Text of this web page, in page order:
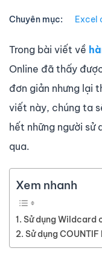
Chuyên mục: Excel
Trong bài viết về
Online đã thấy
đơn giản nhưng lại
viết này, chúng ta
hết những người sử
qua.
Xem nhanh
Sử dụng Wildcard
Sử dụng